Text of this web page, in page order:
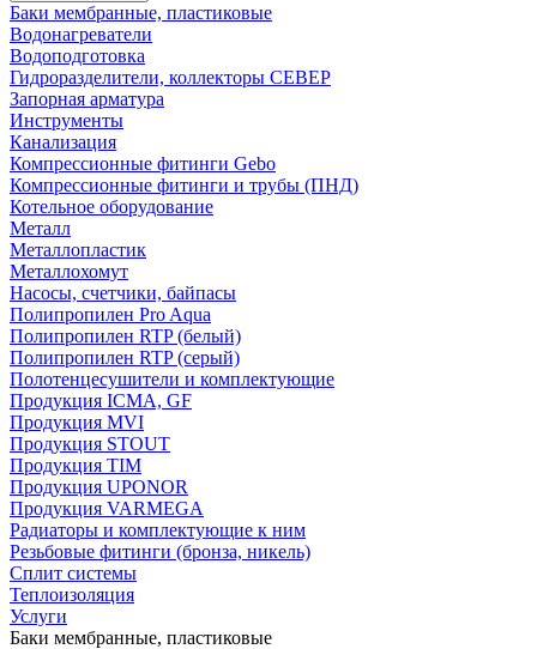
Баки мембранные, пластиковые
Водонагреватели
Водоподготовка
Гидроразделители, коллекторы СЕВЕР
Запорная арматура
Инструменты
Канализация
Компрессионные фитинги Gebo
Компрессионные фитинги и трубы (ПНД)
Котельное оборудование
Металл
Металлопластик
Металлохомут
Насосы, счетчики, байпасы
Полипропилен Pro Aqua
Полипропилен RTP (белый)
Полипропилен RTP (серый)
Полотенцесушители и комплектующие
Продукция ICMA, GF
Продукция MVI
Продукция STOUT
Продукция TIM
Продукция UPONOR
Продукция VARMEGA
Радиаторы и комплектующие к ним
Резьбовые фитинги (бронза, никель)
Сплит системы
Теплоизоляция
Услуги
Баки мембранные, пластиковые